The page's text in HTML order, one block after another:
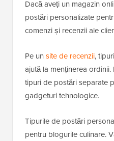
Dacă aveți un magazin
postări personalizate
comenzi și recenzii ale
Pe un site de recenzii,
ajută la menținerea
tipuri de postări separate
gadgeturi tehnologice.
Tipurile de postări
pentru blogurile culinare.